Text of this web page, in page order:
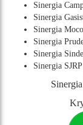
Sinergia
Sinergia
Sinergia
Sinergia
Sinergia
Sinergia SJRP